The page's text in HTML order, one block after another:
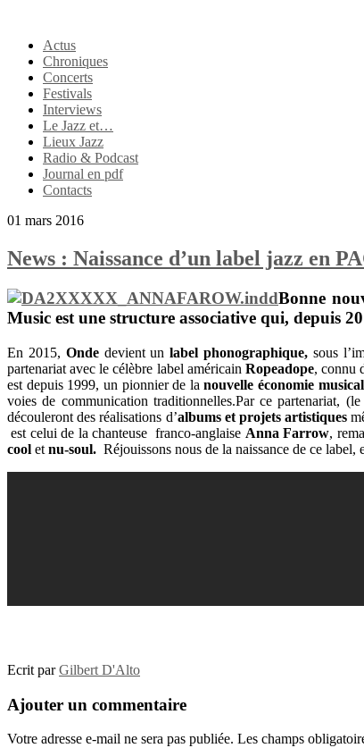
Actus
Chroniques
Concerts
Festivals
Interviews
Le Jazz et…
Lieux Jazz
Radio & Podcast
Journal en pdf
Contacts
01 mars 2016
News : Naissance d’un label jazz en
Bonne
Music est une structure associative qui, depuis
En 2015, Ondedevient unlabel phonographique, sous
partenariat avec le célèbre label américain Ropeadope, connu
est depuis 1999, un pionnier de la nouvelle économie
voies de communication traditionnelles.Par ce partenariat, (le
découleront des réalisations d’albums et projets artistiques
est celui de la chanteuse franco-anglaise Anna Farrow,
cool et nu-soul. Réjouissons nous de la naissance de ce label,
Ecrit parGilbert D'Alto
Ajouter un commentaire
Votre adresse e-mail ne sera pas publiée. Les champs